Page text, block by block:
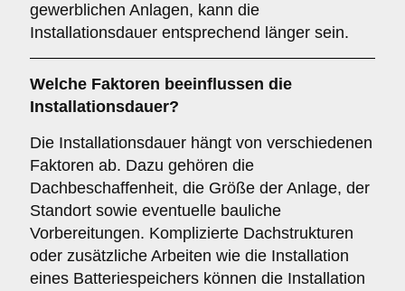
gewerblichen Anlagen, kann die
Installationsdauer entsprechend länger sein.
Welche Faktoren beeinflussen die
Installationsdauer?
Die Installationsdauer hängt von verschiedenen
Faktoren ab. Dazu gehören die
Dachbeschaffenheit, die Größe der Anlage, der
Standort sowie eventuelle bauliche
Vorbereitungen. Komplizierte Dachstrukturen
oder zusätzliche Arbeiten wie die Installation
eines Batteriespeichers können die Installation